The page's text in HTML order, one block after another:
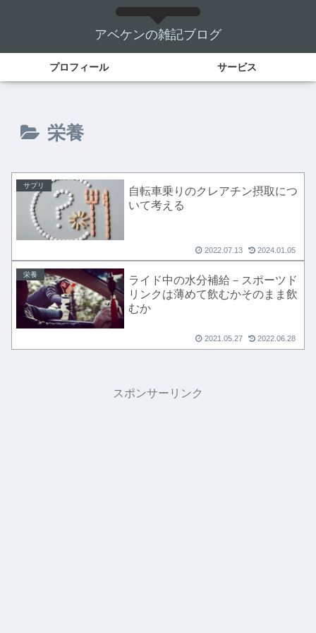
アベケンの雑記ブログ
プロフィール サービス
栄養
サプリ
自転車乗りのクレアチン摂取につ
いて考える
2022.07.13 2024.01.05
栄養
ライド中の水分補給－スポーツド
リンクは薄めて飲むかそのまま飲
むか
2021.05.27 2022.06.28
スポンサーリンク